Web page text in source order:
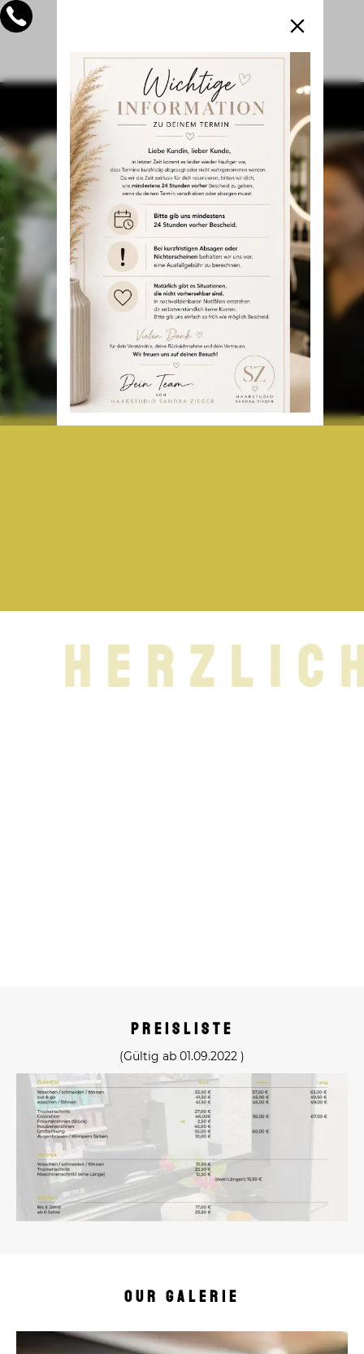
preisliste
(Gültig ab 01.09.2022 )
Our Galerie